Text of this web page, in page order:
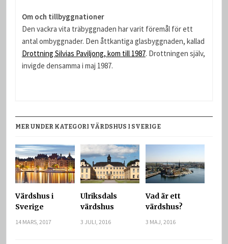
Om och tillbyggnationer
Den vackra vita träbyggnaden har varit föremål för ett
antal ombyggnader. Den åttkantiga glasbyggnaden, kallad
Drottning Silvias Paviljong, kom till 1987. Drottningen själv,
invigde densamma i maj 1987.
MER UNDER KATEGORI VÄRDSHUS I SVERIGE
Värdshus i
Sverige
14 MARS, 2017
Ulriksdals
värdshus
3 JULI, 2016
Vad är ett
värdshus?
3 MAJ, 2016